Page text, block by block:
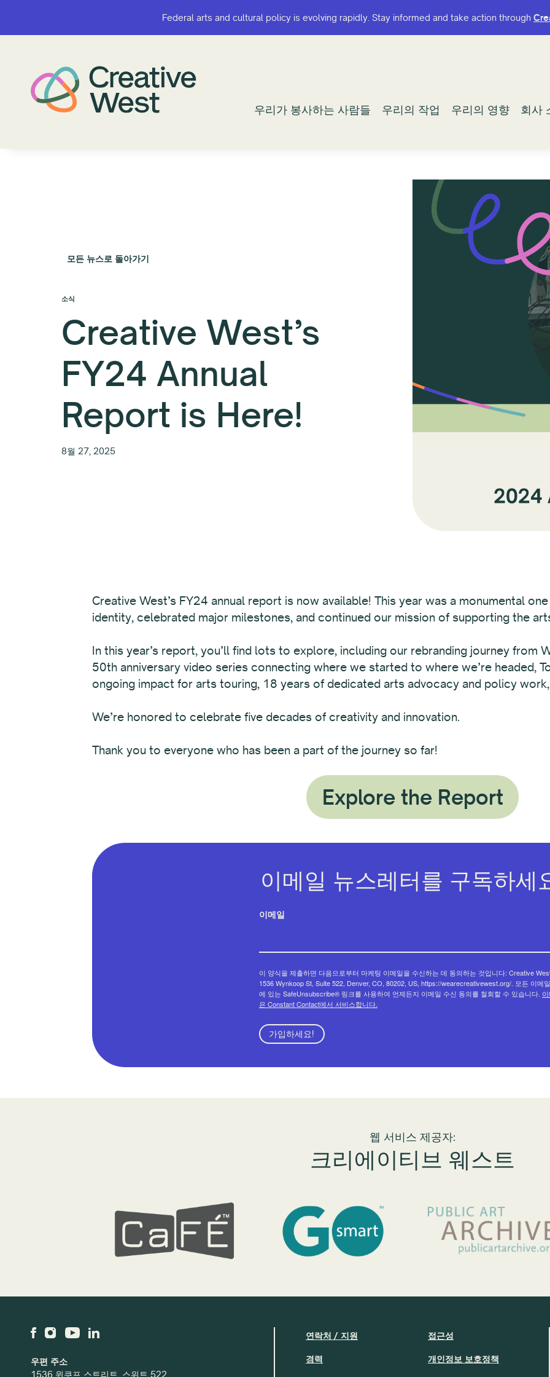
Federal arts and cultural policy is evolving rapidly. Stay informed and take action through
우리가 봉사하는 사람들 우리의 작업 우리의 영향 회사
Federal arts and cultural policy is evolving rapidly. Stay informed and take action through
우리가 봉사하는 사람들 우리의 작업 우리의 영향 회사
모든 뉴스로 돌아가기
소식
Creative West’s
FY24 Annual
Report is Here!
8월 27, 2025
Creative West’s FY24 annual report is now available! This year was a monumental
identity, celebrated major milestones, and continued our mission of supporting the
In this year’s report, you’ll find lots to explore, including our rebranding journey from
50th anniversary video series connecting where we started to where we’re headed,
ongoing impact for arts touring, 18 years of dedicated arts advocacy and policy
We’re honored to celebrate five decades of creativity and innovation.
Thank you to everyone who has been a part of the journey so far!
Explore the Report
이메일 뉴스레터를 구독하세
이메일
이 양식을 제출하면 다음으로부터 마케팅 이메일을 수신하는 데 동의하는 것입니다: Creative
1536 Wynkoop St, Suite 522, Denver, CO, 80202, US, https://wearecreativewest.org/. 모든 이메
에 있는 SafeUnsubscribe® 링크를 사용하여 언제든지 이메일 수신 동의를 철회할 수 있습니다.
은 Constant Contact에서 서비스합니다.
가입하세요!
웹 서비스 제공자:
크리에이티브 웨스트
우편 주소
1536 윈쿠프 스트리트, 스위트 522
연락처 / 지원
경력
접근성
개인정보 보호정책